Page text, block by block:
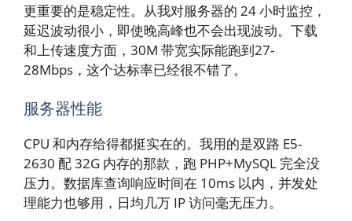
更重要的是稳定性。从我对服务器的 24 小时监控，
延迟波动很小，即使晚高峰也不会出现波动。下载
和上传速度方面，30M 带宽实际能跑到27-
28Mbps，这个达标率已经很不错了。
服务器性能
CPU 和内存给得都挺实在的。我用的是双路 E5-
2630 配 32G 内存的那款，跑 PHP+MySQL 完全没
压力。数据库查询响应时间在 10ms 以内，并发处
理能力也够用，日均几万 IP 访问毫无压力。